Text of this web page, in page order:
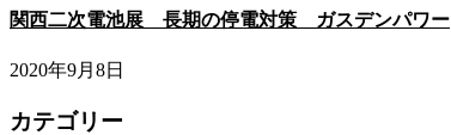
関西二次電池展 長期の停電対策 ガスデンパワー
2020年9月8日
カテゴリー